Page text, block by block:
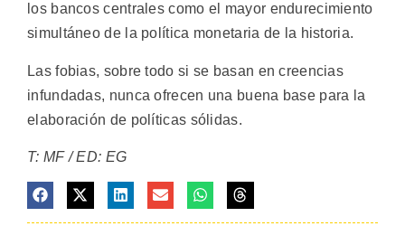
los bancos centrales como el mayor endurecimiento
simultáneo de la política monetaria de la historia.
Las fobias, sobre todo si se basan en creencias
infundadas, nunca ofrecen una buena base para la
elaboración de políticas sólidas.
T: MF / ED: EG